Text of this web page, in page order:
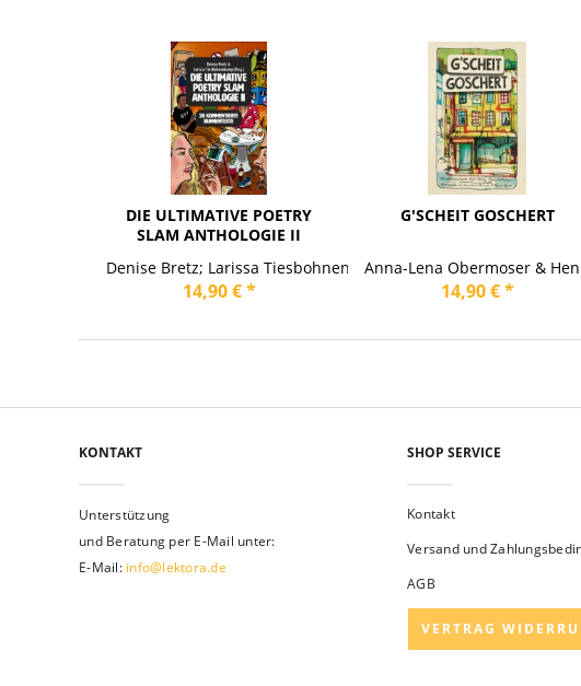
DIE ULTIMATIVE POETRY
SLAM ANTHOLOGIE II
Denise Bretz; Larissa Tiesbohnenkamp
14,90 € *
G'SCHEIT GOSCHERT
Anna-Lena Obermoser &
14,90 € *
KONTAKT
Unterstützung
und Beratung per E-Mail unter:
E-Mail: info@lektora.de
SHOP SERVICE
Kontakt
Versand und
AGB
VERTRAG